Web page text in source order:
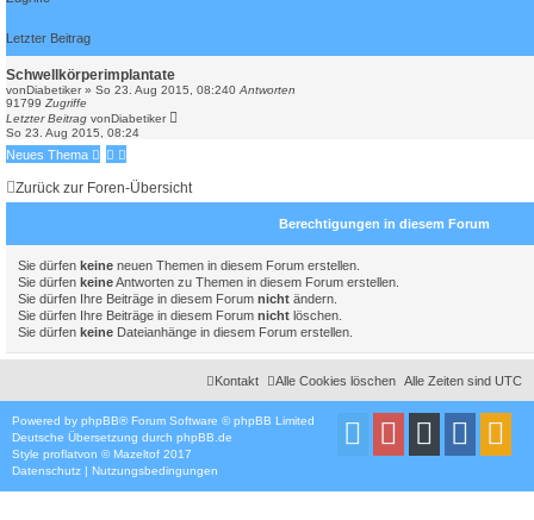
Letzter Beitrag
Schwellkörperimplantate
vonDiabetiker» So 23. Aug 2015, 08:240 Antworten
91799 Zugriffe
Letzter Beitrag vonDiabetiker
So 23. Aug 2015, 08:24
Neues Thema
Zurück zur Foren-Übersicht
Berechtigungen in diesem Forum
Sie dürfen keine neuen Themen in diesem Forum erstellen.
Sie dürfen keineAntworten zu Themen in diesem Forum erstellen.
Sie dürfen Ihre Beiträge in diesem Forum nicht ändern.
Sie dürfen Ihre Beiträge in diesem Forum nicht löschen.
Sie dürfen keine Dateianhänge in diesem Forum erstellen.
Alle Zeiten sind UTC
Alle Cookies löschen
Kontakt
Powered by phpBB® Forum Software © phpBB Limited
Deutsche Übersetzung durch phpBB.de
Style proflatvon ©Mazeltof 2017
Datenschutz | Nutzungsbedingungen